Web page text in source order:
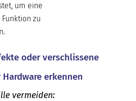
um eine
zu
oder verschlissene
erkennen
vermeiden: